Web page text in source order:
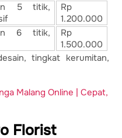
5 titik,
Rp
1.200.000
6 titik,
Rp
1.500.000
tingkat kerumitan,
Malang Online | Cepat,
Florist